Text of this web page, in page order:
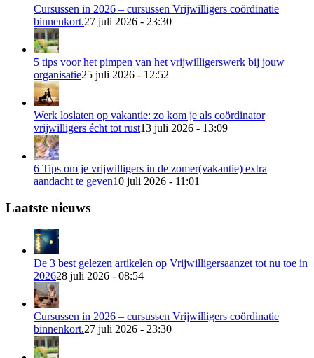
Cursussen in 2026 – cursussen Vrijwilligers coördinatie
binnenkort.27 juli 2026 - 23:30
5 tips voor het pimpen van het vrijwilligerswerk bij jouw
organisatie25 juli 2026 - 12:52
Werk loslaten op vakantie: zo kom je als coördinator
vrijwilligers écht tot rust13 juli 2026 - 13:09
6 Tips om je vrijwilligers in de zomer(vakantie) extra
aandacht te geven10 juli 2026 - 11:01
Laatste nieuws
De 3 best gelezen artikelen op Vrijwilligersaanzet tot nu toe in
202628 juli 2026 - 08:54
Cursussen in 2026 – cursussen Vrijwilligers coördinatie
binnenkort.27 juli 2026 - 23:30